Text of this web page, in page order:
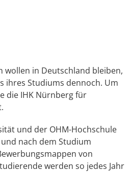
in Deutschland bleiben,
ihres Studiums dennoch. Um
die IHK Nürnberg für
und der OHM-Hochschule
nach dem Studium
von
werden so jedes Jahr